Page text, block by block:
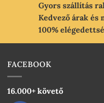
Gyors szállítás
Kedvező árak és
100%
FACEBOOK
16.000+ követő